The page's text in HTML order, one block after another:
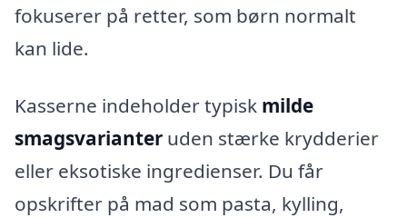
fokuserer på retter, som børn normalt
kan lide.
Kasserne indeholder typisk milde
smagsvarianter uden stærke krydderier
eller eksotiske ingredienser. Du får
opskrifter på mad som pasta, kylling,